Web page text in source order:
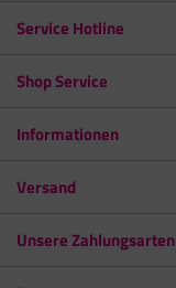
Service Hotline
Shop Service
Informationen
Versand
Unsere Zahlungsarten